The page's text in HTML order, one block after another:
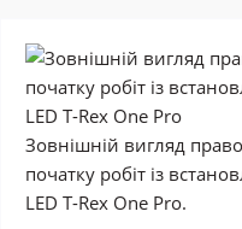
Зовнішній вигляд
початку робіт із
LED T-Rex One Pro.